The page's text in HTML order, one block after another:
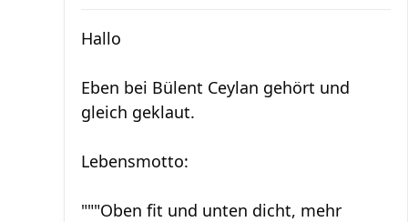
Hallo
Eben bei Bülent Ceylan gehört und
gleich geklaut.
Lebensmotto:
"""Oben fit und unten dicht, mehr